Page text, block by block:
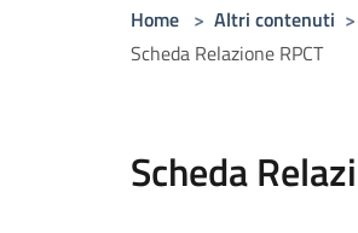
Home > Altri contenuti >
Scheda Relazione RPCT
Scheda